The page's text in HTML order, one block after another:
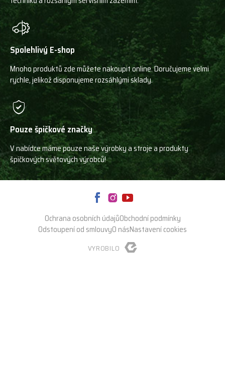
Spolehlivý E-shop
Mnoho produktů zde můžete nakoupit online. Doručujeme velmi
rychle, jelikož disponujeme rozsáhlými sklady.
Pouze špičkové značky
V nabídce máme pouze naše výrobky a stroje a produkty
špičkových světových výrobců!
Ochrana osobních údajůObchodní podmínky
Odstoupení od smlouvyO násNastavení cookies
VYROBILO